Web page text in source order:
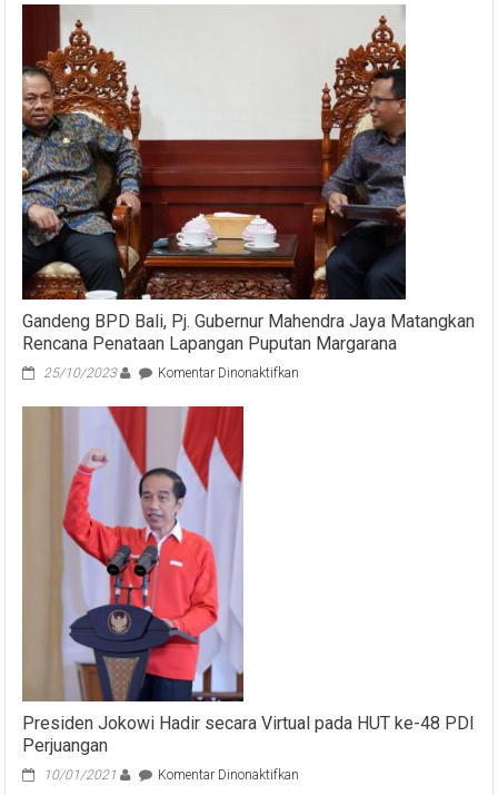
Ketua
Kerjasama
Organisasi
Wanita
(BKOW)
Bali
Putri
Hariyani
Sukawati
Budidaya
Jahe
Gajah
Bangli
Gandeng BPD Bali, Pj. Gubernur Mahendra Jaya Matangkan
Rencana Penataan Lapangan Puputan Margarana
25/10/2023 Komentar Dinonaktifkan
Presiden Jokowi Hadir secara Virtual pada HUT ke-48 PDI
Perjuangan
10/01/2021 Komentar Dinonaktifkan